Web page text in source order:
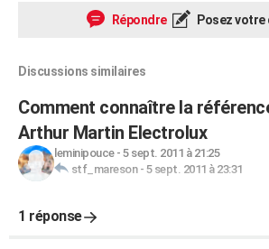
Répondre Posez
Discussions similaires
Comment connaître la
Arthur Martin Electrolux
leminipouce- 5 sept. 2011 à 21:25
stf_mareson- 5 sept. 2011 à 23:31
1 réponse